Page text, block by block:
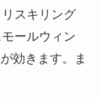
スキリング
ールウィン
効きます。ま